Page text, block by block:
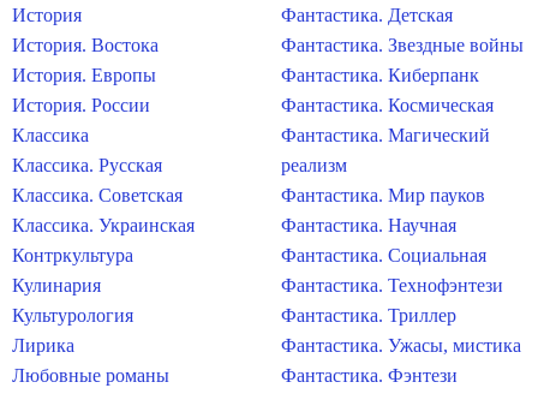
История
История. Востока
История. Европы
История. России
Классика
Классика. Русская
Классика. Советская
Классика. Украинская
Контркультура
Кулинария
Культурология
Лирика
Любовные романы
Фантастика. Детская
Фантастика. Звездные войны
Фантастика. Киберпанк
Фантастика. Космическая
Фантастика. Магический
реализм
Фантастика. Мир пауков
Фантастика. Научная
Фантастика. Социальная
Фантастика. Технофэнтези
Фантастика. Триллер
Фантастика. Ужасы, мистика
Фантастика. Фэнтези